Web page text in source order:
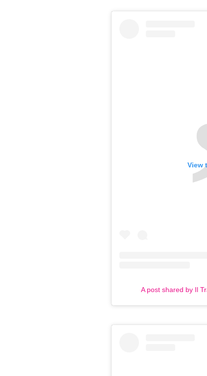
View
A post shared by Il